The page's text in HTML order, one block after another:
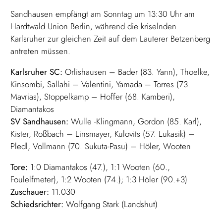
Sandhausen empfängt am Sonntag um 13:30 Uhr am
Hardtwald Union Berlin, während die kriselnden
Karlsruher zur gleichen Zeit auf dem Lauterer Betzenberg
antreten müssen.
Karlsruher SC: Orlishausen – Bader (83. Yann), Thoelke,
Kinsombi, Sallahi – Valentini, Yamada – Torres (73.
Mavrias), Stoppelkamp – Hoffer (68. Kamberi),
Diamantakos
SV Sandhausen: Wulle -Klingmann, Gordon (85. Karl),
Kister, Roßbach – Linsmayer, Kulovits (57. Lukasik) –
Pledl, Vollmann (70. Sukuta-Pasu) – Höler, Wooten
Tore: 1:0 Diamantakos (47.), 1:1 Wooten (60.,
Foulelfmeter), 1:2 Wooten (74.); 1:3 Höler (90.+3)
Zuschauer: 11.030
Schiedsrichter: Wolfgang Stark (Landshut)